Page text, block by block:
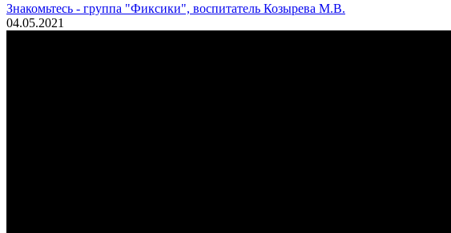
Знакомьтесь - группа "Фиксики", воспитатель Козырева М.В.
04.05.2021